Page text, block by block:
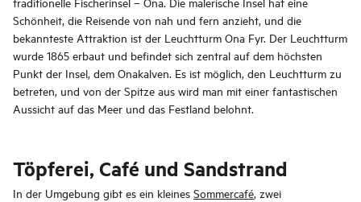
Schönheit, die Reisende von nah und fern anzieht, und die
bekannteste Attraktion ist der Leuchtturm Ona Fyr. Der Leuchtturm
wurde 1865 erbaut und befindet sich zentral auf dem höchsten
Punkt der Insel, dem Onakalven. Es ist möglich, den Leuchtturm zu
betreten, und von der Spitze aus wird man mit einer fantastischen
Aussicht auf das Meer und das Festland belohnt.
Töpferei, Café und Sandstrand
In der Umgebung gibt es ein kleines Sommercafé, zwei